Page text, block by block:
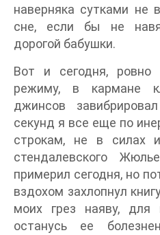
наверняка сутками
сне, если бы не
дорогой бабушки.
Вот и сегодня,
режиму, в кармане
джинсов
секунд я все еще по
строкам, не в силах
стендалевского
примерил сегодня, но
вздохом захлопнул
моих грез наяву,
останусь ее